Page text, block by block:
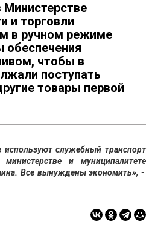
Министерстве
и торговли
в ручном режиме
чтобы в
поступать
товары первой
служебный транспорт
и муниципалитете
Все вынуждены экономить», -